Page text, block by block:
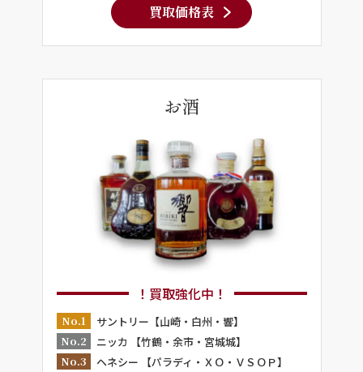
買取価格表
お酒
！買取強化中！
No.1
サントリー【山崎・白州・響】
No.2
ニッカ 【竹鶴・余市・宮城城】
No.3
ヘネシー 【パラディ・ＸＯ・ＶＳＯＰ】